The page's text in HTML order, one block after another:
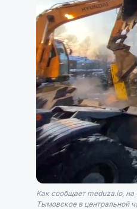
Как сообщает meduza.io,
Тымовское в центральной